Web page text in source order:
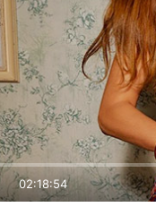
02:18:54